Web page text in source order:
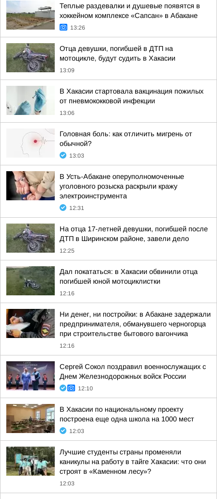
Теплые раздевалки и душевые появятся в
хоккейном комплексе «Сапсан» в Абакане
13:26
Отца девушки, погибшей в ДТП на
мотоцикле, будут судить в Хакасии
13:09
В Хакасии стартовала вакцинация пожилых
от пневмококковой инфекции
13:06
Головная боль: как отличить мигрень от
обычной?
13:03
В Усть-Абакане оперуполномоченные
уголовного розыска раскрыли кражу
электроинструмента
12:31
На отца 17-летней девушки, погибшей после
ДТП в Ширинском районе, завели дело
12:25
Дал покататься: в Хакасии обвинили отца
погибшей юной мотоциклистки
12:16
Ни денег, ни постройки: в Абакане задержали
предпринимателя, обманувшего черногорца
при строительстве бытового вагончика
12:16
Сергей Сокол поздравил военнослужащих с
Днем Железнодорожных войск России
12:10
В Хакасии по национальному проекту
построена еще одна школа на 1000 мест
12:03
Лучшие студенты страны променяли
каникулы на работу в тайге Хакасии: что они
строят в «Каменном лесу»?
12:03